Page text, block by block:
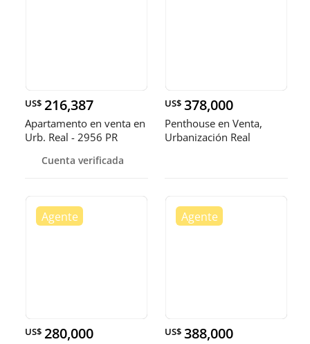
US$ 216,387
Apartamento en venta en
Urb. Real - 2956 PR
Cuenta verificada
US$ 378,000
Penthouse en Venta,
Urbanización Real
US$ 280,000 US$ 388,000